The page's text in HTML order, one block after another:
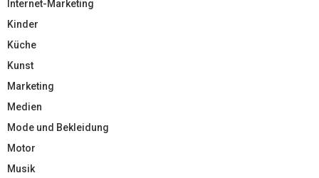
Internet-Marketing
Kinder
Küche
Kunst
Marketing
Medien
Mode und Bekleidung
Motor
Musik